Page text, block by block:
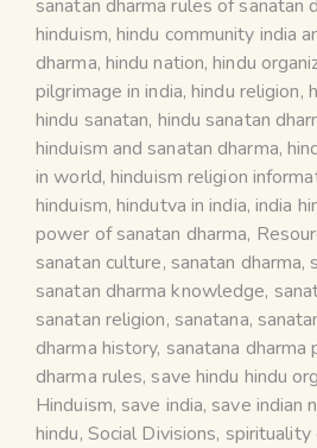
sanatan dharma rules of sanatan
hinduism,hindu community india
dharma, hindu nation,hindu
pilgrimage in india,hindu religion,
hindu sanatan, hindu sanatan
hinduism and sanatan dharma,
in world,hinduism religion
hinduism,hindutva in india, india
power of sanatan dharma,
sanatan culture, sanatan dharma,
sanatan dharma knowledge,
sanatan religion, sanatana,
dharma history, sanatana dharma
dharma rules, save hindu hindu
Hinduism, save india, save indian
hindu, Social Divisions, spirituality